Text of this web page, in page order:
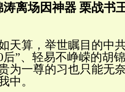
离场因神器 栗战书
天算，举世瞩目的中
后”、轻易不峥嵘的胡
为一尊的习也只能无
中。